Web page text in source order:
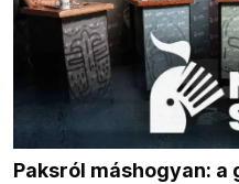
Paksról máshogyan: